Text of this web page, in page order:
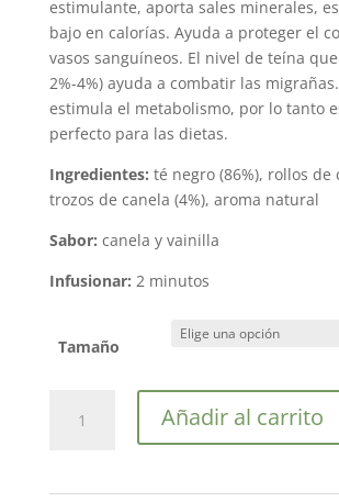
estimulante, aporta sales minerales,
bajo en calorías. Ayuda a proteger el
vasos sanguíneos. El nivel de teína
2%-4%) ayuda a combatir las
estimula el metabolismo, por lo tanto
perfecto para las dietas.
Ingredientes: té negro (86%), rollos de
trozos de canela (4%), aroma natural
Sabor: canela y vainilla
Infusionar: 2 minutos
Tamaño
Negro
Añadir al carrito